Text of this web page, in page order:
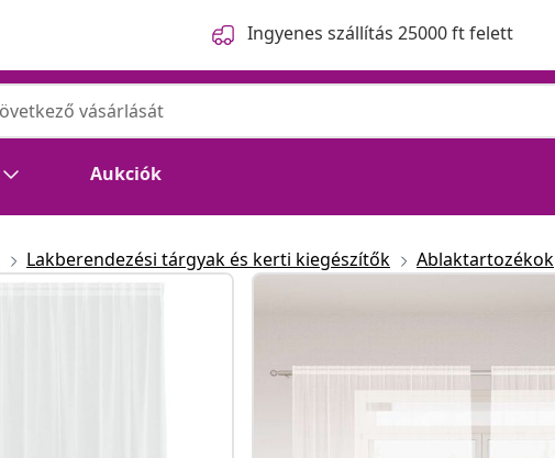
Ingyenes szállítás 25000 ft felett
Aukciók
Lakberendezési tárgyak és kerti kiegészítők Ablaktartozékok